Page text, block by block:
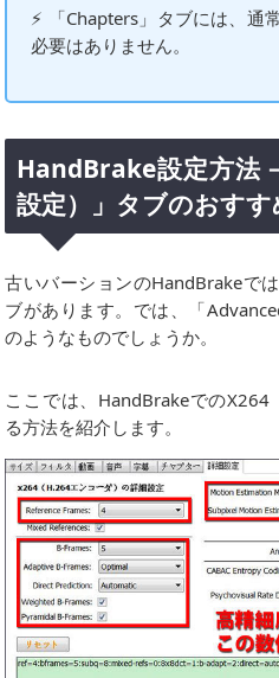
⚡ 「Chapters」タブには、通
必要はありません。
HandBrake設定方法
設定）」タブのおすす
古いバーションのHandBrakeで
ブがあります。では、「
のようなものでしょうか。
ここでは、HandBrakeでの
る方法を紹介します。